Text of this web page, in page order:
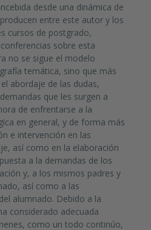
desde una dinámica de
entre este autor y los
cursos de postgrado,
sobre esta
no se sigue el modelo
temática, sino que más
abordaje de las dudas,
que les surgen a
de enfrentarse a la
en general, y de forma más
e intervención en las
así como en la elaboración
a la demandas de los
y, a los mismos padres y
así como a las
alumnado. Debido a la
considerado adecuada
como un todo continúo,